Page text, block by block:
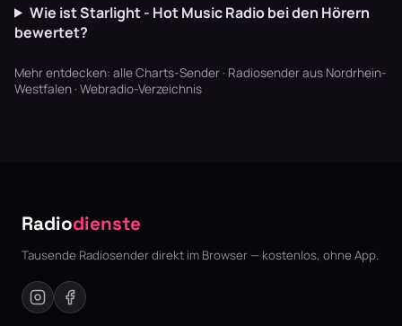
Wie ist Starlight - Hot Music Radio bei den Hörern
bewertet?
Mehr entdecken: alle Charts-Sender · Radiosender aus Nordrhein-
Westfalen · Webradio-Verzeichnis
Radiodienste
Tausende Radiosender direkt im Browser — kostenlos, ohne App.